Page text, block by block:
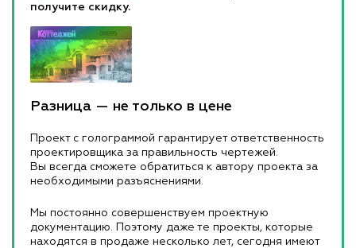
получите скидку.
Разница — не только в цене
Проект с голограммой гарантирует ответственность
проектировщика за правильность чертежей.
Вы всегда сможете обратиться к автору проекта за
необходимыми разъяснениями.
Мы постоянно совершенствуем проектную
документацию. Поэтому даже те проекты, которые
находятся в продаже несколько лет, сегодня имеют